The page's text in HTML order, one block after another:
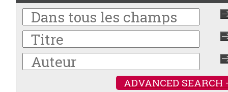
ADVANCED SEARCH